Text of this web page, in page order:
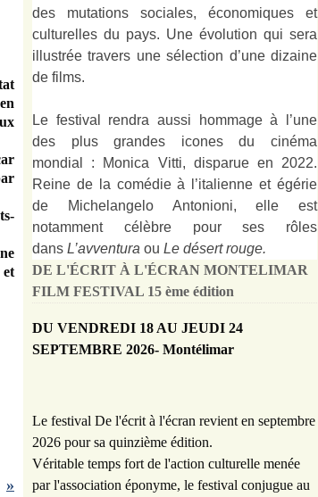
et
des mutations sociales, économiques et
culturelles du pays. Une évolution qui sera
illustrée travers une sélection d’une dizaine
de films.
Le festival rendra aussi hommage à l’une
des plus grandes icones du cinéma
mondial : Monica Vitti, disparue en 2022.
Reine de la comédie à l’italienne et égérie
de Michelangelo Antonioni, elle est
notamment célèbre pour ses rôles
dans L’avventura ou Le désert rouge.
DE L'ÉCRIT À L'ÉCRAN MONTELIMAR
FILM FESTIVAL 15 ème édition
DU VENDREDI 18 AU JEUDI 24
SEPTEMBRE 2026- Montélimar
Le festival De l'écrit à l'écran revient en septembre
2026 pour sa quinzième édition.
Véritable temps fort de l'action culturelle menée
par l'association éponyme, le festival conjugue au